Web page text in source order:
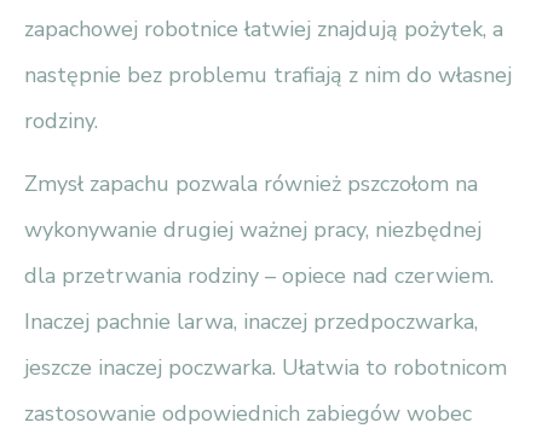
zapachowej robotnice łatwiej znajdują pożytek, a
następnie bez problemu trafiają z nim do własnej
rodziny.
Zmysł zapachu pozwala również pszczołom na
wykonywanie drugiej ważnej pracy, niezbędnej
dla przetrwania rodziny – opiece nad czerwiem.
Inaczej pachnie larwa, inaczej przedpoczwarka,
jeszcze inaczej poczwarka. Ułatwia to robotnicom
zastosowanie odpowiednich zabiegów wobec